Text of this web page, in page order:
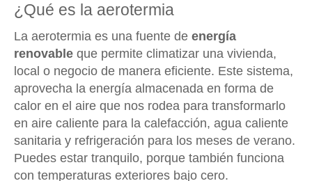
¿Qué es la aerotermia
La aerotermia es una fuente de energía
renovable que permite climatizar una vivienda,
local o negocio de manera eficiente. Este sistema,
aprovecha la energía almacenada en forma de
calor en el aire que nos rodea para transformarlo
en aire caliente para la calefacción, agua caliente
sanitaria y refrigeración para los meses de verano.
Puedes estar tranquilo, porque también funciona
con temperaturas exteriores bajo cero.